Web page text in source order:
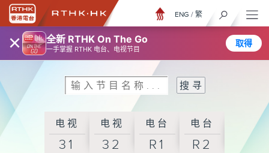
× 全新 RTHK On The Go
一手掌握 RTHK 电台、电视节目
取得
ENG / 繁
电视
31
电视
32
电台
R1
电台
R2